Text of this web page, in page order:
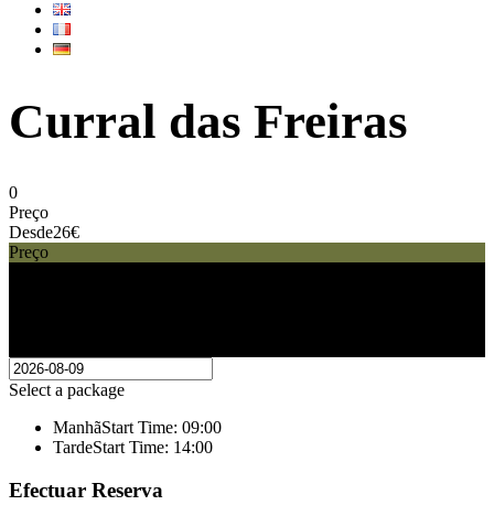
Curral das Freiras
0
Preço
Desde26€
Preço
Select a package
ManhãStart Time: 09:00
TardeStart Time: 14:00
Efectuar Reserva